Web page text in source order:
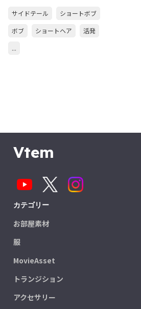
サイドテール
ショートボブ
ボブ
ショートヘア
活発
...
Vtem
カテゴリー
お部屋素材
服
MovieAsset
トランジション
アクセサリー